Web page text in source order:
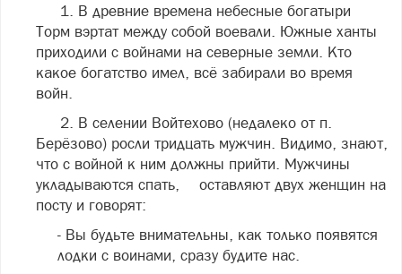
1. В древние времена небесные богатыри
Торм вэртат между собой воевали. Южные ханты
приходили с войнами на северные земли. Кто
какое богатство имел, всё забирали во время
войн.
2. В селении Войтехово (недалеко от п.
Берёзово) росли тридцать мужчин. Видимо, знают,
что с войной к ним должны прийти. Мужчины
укладываются спать, оставляют двух женщин на
посту и говорят:
- Вы будьте внимательны, как только появятся
лодки с воинами, сразу будите нас.